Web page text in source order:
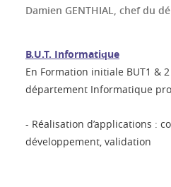
Damien GENTHIAL, chef du
B.U.T. Informatique
En Formation initiale BUT1 &
département Informatique
- Réalisation d’applications :
développement, validation